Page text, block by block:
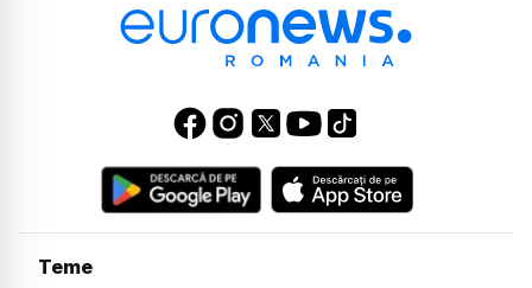
Teme